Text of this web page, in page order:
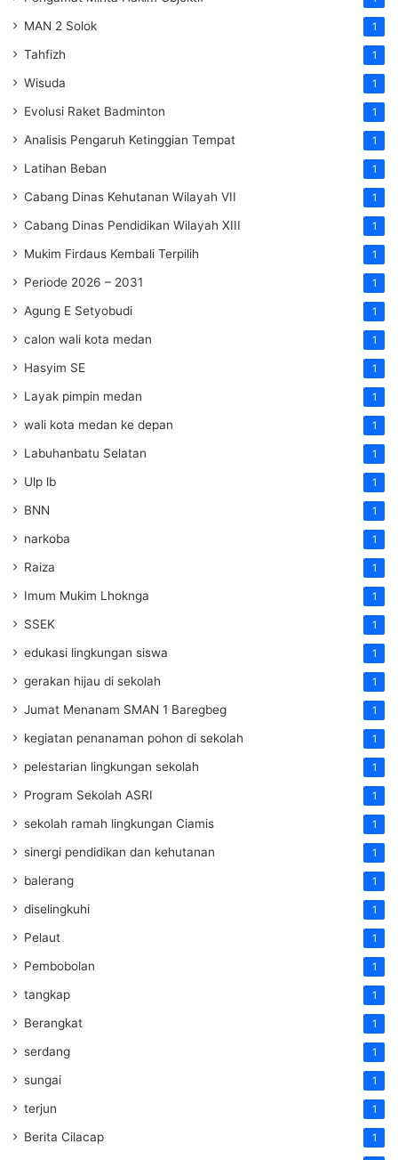
MAN 2 Solok 1
Tahfizh 1
Wisuda 1
Evolusi Raket Badminton 1
Analisis Pengaruh Ketinggian Tempat 1
Latihan Beban 1
Cabang Dinas Kehutanan Wilayah VII 1
Cabang Dinas Pendidikan Wilayah XIII 1
Mukim Firdaus Kembali Terpilih 1
Periode 2026 – 2031 1
Agung E Setyobudi 1
calon wali kota medan 1
Hasyim SE 1
Layak pimpin medan 1
wali kota medan ke depan 1
Labuhanbatu Selatan 1
Ulp lb 1
BNN 1
narkoba 1
Raiza 1
Imum Mukim Lhoknga 1
SSEK 1
edukasi lingkungan siswa 1
gerakan hijau di sekolah 1
Jumat Menanam SMAN 1 Baregbeg 1
kegiatan penanaman pohon di sekolah 1
pelestarian lingkungan sekolah 1
Program Sekolah ASRI 1
sekolah ramah lingkungan Ciamis 1
sinergi pendidikan dan kehutanan 1
balerang 1
diselingkuhi 1
Pelaut 1
Pembobolan 1
tangkap 1
Berangkat 1
serdang 1
sungai 1
terjun 1
Berita Cilacap 1